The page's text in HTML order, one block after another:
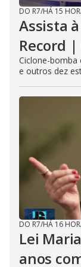
DO R7/HÁ 15
Assista
Record
Ciclone-bomba
e outros dez
DO R7/HÁ 16
Lei
anos